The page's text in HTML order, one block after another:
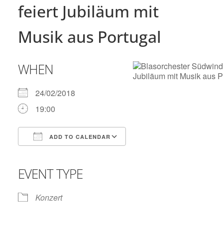
feiert Jubiläum mit
Musik aus Portugal
WHEN
24/02/2018
19:00
ADD TO CALENDAR
EVENT TYPE
Konzert